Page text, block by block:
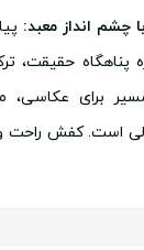
چشم انداز معبد:
پناهگاه حقیقت،
برای
است. کفش راحت